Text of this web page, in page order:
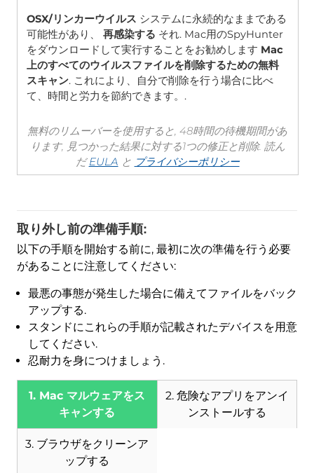
OSX/リンカーウイルス システムに永続的なままである
可能性があり、 再感染する それ. Mac用のSpyHunter
をダウンロードして実行することをお勧めします Mac
上のすべてのウイルスファイルを削除するための無料
スキャン. これにより、自分で削除を行う場合に比べ
て、時間と労力を節約できます。.
無料のリムーバーを使用すると, 48時間の待機期間があ
ります, 見つかった結果に対する1つの修正と削除. 読ん
だEULA と プライバシーポリシー
取り外し前の準備手順:
以下の手順を開始する前に, 最初に次の準備を行う必要
があることに注意してください:
最悪の事態が発生した場合に備えてファイルをバック
アップする.
スタンドにこれらの手順が記載されたデバイスを用意
してください.
忍耐力を身につけましょう.
1. Mac マルウェアをス
キャンする
2. 危険なアプリをアンイ
ンストールする
3. ブラウザをクリーンア
ップする